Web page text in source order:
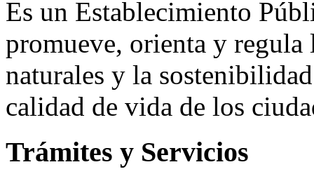
Es un Establecimiento
promueve, orienta y regula
naturales y la
calidad de vida de los
Trámites y Servicios